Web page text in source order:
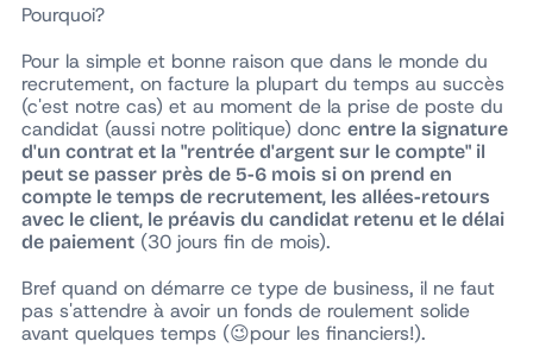
Pourquoi?
Pour la simple et bonne raison que dans le monde du
recrutement, on facture la plupart du temps au succès
(c'est notre cas) et au moment de la prise de poste du
candidat (aussi notre politique) donc entre la signature
d'un contrat et la "rentrée d'argent sur le compte" il
peut se passer près de 5-6 mois si on prend en
compte le temps de recrutement, les allées-retours
avec le client, le préavis du candidat retenu et le délai
de paiement(30 jours fin de mois).
Bref quand on démarre ce type de business, il ne faut
pas s'attendre à avoir un fonds de roulement solide
avant quelques temps (😉pour les financiers!).